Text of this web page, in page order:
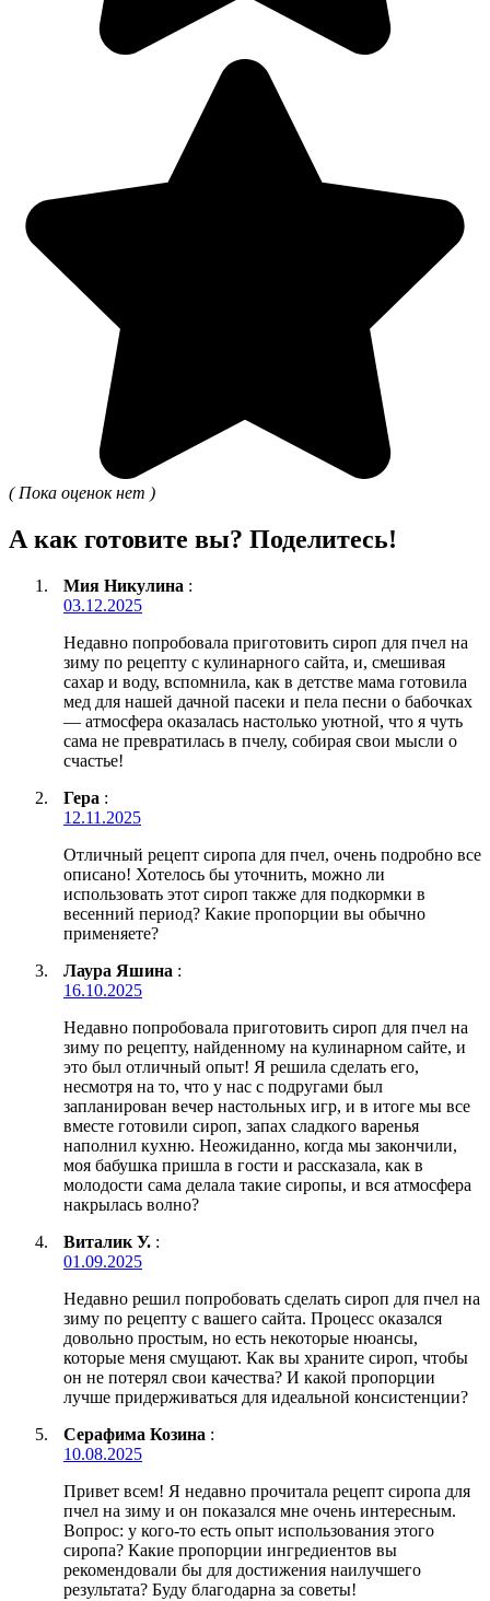
( Пока оценок нет )
А как готовите вы? Поделитесь!
Мия Никулина :
03.12.2025
Недавно попробовала приготовить сироп для пчел на
зиму по рецепту с кулинарного сайта, и, смешивая
сахар и воду, вспомнила, как в детстве мама готовила
мед для нашей дачной пасеки и пела песни о бабочках
— атмосфера оказалась настолько уютной, что я чуть
сама не превратилась в пчелу, собирая свои мысли о
счастье!
Гера :
12.11.2025
Отличный рецепт сиропа для пчел, очень подробно все
описано! Хотелось бы уточнить, можно ли
использовать этот сироп также для подкормки в
весенний период? Какие пропорции вы обычно
применяете?
Лаура Яшина :
16.10.2025
Недавно попробовала приготовить сироп для пчел на
зиму по рецепту, найденному на кулинарном сайте, и
это был отличный опыт! Я решила сделать его,
несмотря на то, что у нас с подругами был
запланирован вечер настольных игр, и в итоге мы все
вместе готовили сироп, запах сладкого варенья
наполнил кухню. Неожиданно, когда мы закончили,
моя бабушка пришла в гости и рассказала, как в
молодости сама делала такие сиропы, и вся атмосфера
накрылась волно?
Виталик У. :
01.09.2025
Недавно решил попробовать сделать сироп для пчел на
зиму по рецепту с вашего сайта. Процесс оказался
довольно простым, но есть некоторые нюансы,
которые меня смущают. Как вы храните сироп, чтобы
он не потерял свои качества? И какой пропорции
лучше придерживаться для идеальной консистенции?
Серафима Козина :
10.08.2025
Привет всем! Я недавно прочитала рецепт сиропа для
пчел на зиму и он показался мне очень интересным.
Вопрос: у кого-то есть опыт использования этого
сиропа? Какие пропорции ингредиентов вы
рекомендовали бы для достижения наилучшего
результата? Буду благодарна за советы!